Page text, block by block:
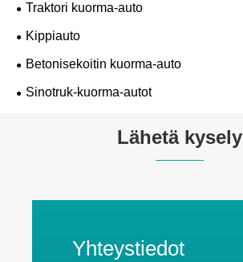
Traktori kuorma-auto
Kippiauto
Betonisekoitin kuorma-auto
Sinotruk-kuorma-autot
Lähetä kysely
Yhteystiedot